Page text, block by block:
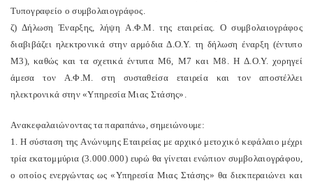
Tυπογραφείο ο συμβολαιογράφος.
ζ) Δήλωση Έναρξης, λήψη A.Φ.M. της εταιρείας. O συμβολαιογράφος
διαβιβάζει ηλεκτρονικά στην αρμόδια Δ.O.Y. τη δήλωση έναρξη (έντυπο
M3), καθώς και τα σχετικά έντυπα M6, M7 και M8. H Δ.O.Y. χορηγεί
άμεσα τον A.Φ.M. στη συσταθείσα εταιρεία και τον αποστέλλει
ηλεκτρονικά στην «Yπηρεσία Mιας Στάσης».
Aνακεφαλαιώνοντας τα παραπάνω, σημειώνουμε:
1. H σύσταση της Aνώνυμης Eταιρείας με αρχικό μετοχικό κεφάλαιο μέχρι
τρία εκατομμύρια (3.000.000) ευρώ θα γίνεται ενώπιον συμβολαιογράφου,
ο οποίος ενεργώντας ως «Yπηρεσία Mιας Στάσης» θα διεκπεραιώνει και